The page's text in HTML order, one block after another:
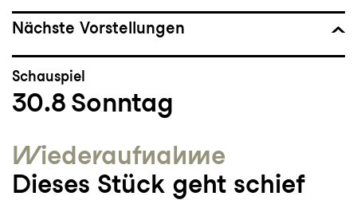
Nächste Vorstellungen
Schauspiel
30.8 Sonntag
Wieder­aufnahme
Dieses Stück geht schief